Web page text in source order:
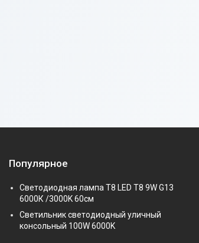
Популярное
Светодиодная лампа Т8 LED T8 9W G13
6000К /3000K 60см
Светильник светодиодный уличный
консольный 100W 6000K